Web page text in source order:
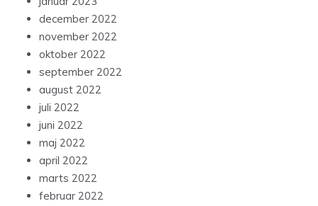
december 2022
november 2022
oktober 2022
september 2022
august 2022
juli 2022
juni 2022
maj 2022
april 2022
marts 2022
februar 2022